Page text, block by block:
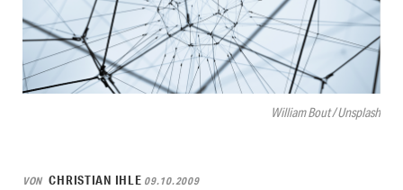
William Bout / Unsplash
VON CHRISTIAN IHLE 09.10.2009